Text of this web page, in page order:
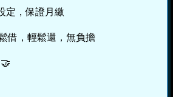
定，保證月繳
借，輕鬆還，無負擔